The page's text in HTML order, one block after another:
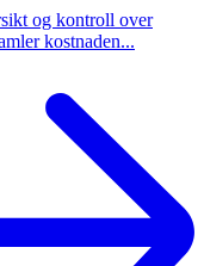
og kontroll over
kostnaden...